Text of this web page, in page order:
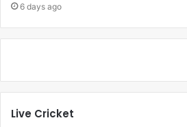
6 days ago
Live Cricket